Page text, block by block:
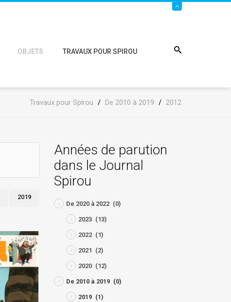
OBJETS TRAVAUX POUR SPIROU
Travaux pour Spirou / De 2010 à 2019 / 2012
2019
Années de parution
dans le Journal
Spirou
De 2020 à 2022 (0)
2023 (13)
2022 (1)
2021 (2)
2020 (12)
De 2010 à 2019 (0)
2019 (1)